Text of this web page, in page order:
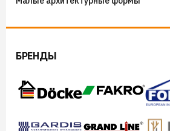
БРЕНДЫ